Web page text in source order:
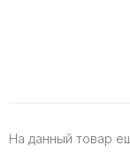
На данный товар